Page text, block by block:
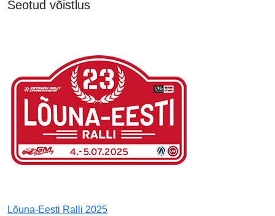
Seotud võistlus
Lõuna-Eesti Ralli 2025